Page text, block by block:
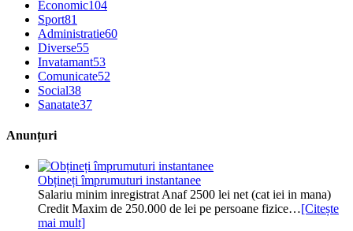
Economic104
Sport81
Administratie60
Diverse55
Invatamant53
Comunicate52
Social38
Sanatate37
Anunțuri
Obțineți împrumuturi instantanee
Salariu minim inregistrat Anaf 2500 lei net (cat iei in mana)
Credit Maxim de 250.000 de lei pe persoane fizice…[Citește
mai mult]